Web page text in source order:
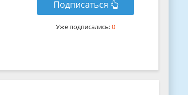
Подписаться
Уже подписались:0